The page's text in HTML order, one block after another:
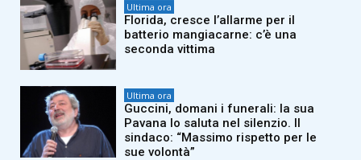
Ultima ora
Florida, cresce l’allarme per il
batterio mangiacarne: c’è una
seconda vittima
Ultima ora
Guccini, domani i funerali: la sua
Pavana lo saluta nel silenzio. Il
sindaco: “Massimo rispetto per le
sue volontà”